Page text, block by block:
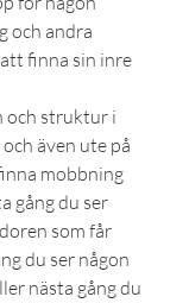
och andra
finna sin inre
och struktur i
även ute på
mobbning
gång du ser
som får
du ser någon
nästa gång du